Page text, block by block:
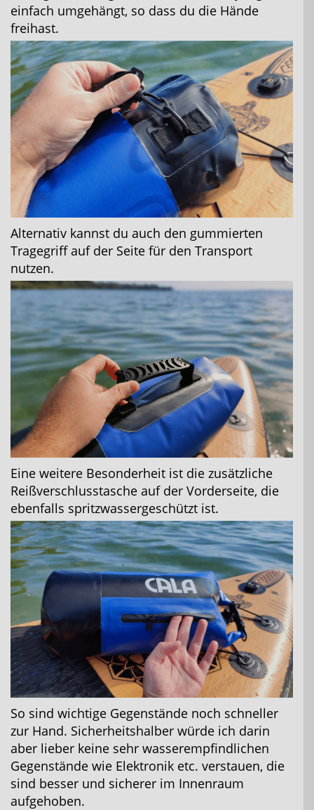
einfach umgehängt, so dass du die Hände
freihast.
Alternativ kannst du auch den gummierten
Tragegriff auf der Seite für den Transport
nutzen.
Eine weitere Besonderheit ist die zusätzliche
Reißverschlusstasche auf der Vorderseite, die
ebenfalls spritzwassergeschützt ist.
So sind wichtige Gegenstände noch schneller
zur Hand. Sicherheitshalber würde ich darin
aber lieber keine sehr wasserempfindlichen
Gegenstände wie Elektronik etc. verstauen, die
sind besser und sicherer im Innenraum
aufgehoben.